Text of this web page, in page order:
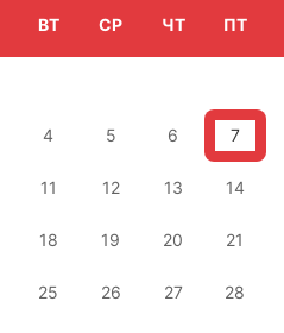
ВТ СР ЧТ ПТ
4 5 6 7
11 12 13 14
18 19 20 21
25 26 27 28